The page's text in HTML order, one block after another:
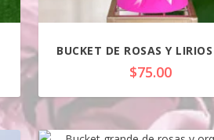
BUCKET DE ROSAS Y
$75.00